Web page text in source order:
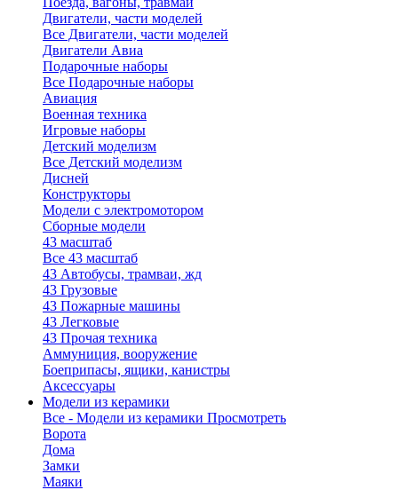
Двигатели, части моделей
Все Двигатели, части моделей
Двигатели Авиа
Подарочные наборы
Все Подарочные наборы
Авиация
Военная техника
Игровые наборы
Детский моделизм
Все Детский моделизм
Дисней
Конструкторы
Модели с электромотором
Сборные модели
43 масштаб
Все 43 масштаб
43 Автобусы, трамваи, жд
43 Грузовые
43 Пожарные машины
43 Легковые
43 Прочая техника
Аммуниция, вооружение
Боеприпасы, ящики, канистры
Аксессуары
Модели из керамики
Все - Модели из керамики Просмотреть
Ворота
Дома
Замки
Маяки